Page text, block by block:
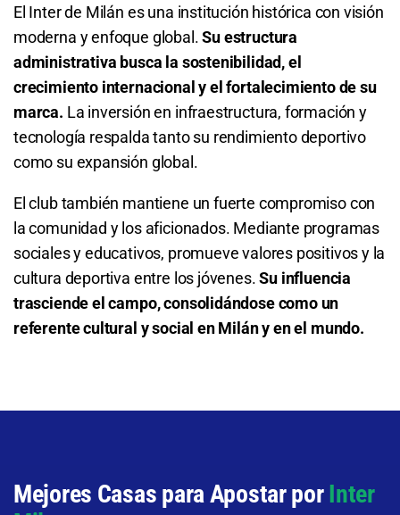
4.65 S/ 46,50 S/ 36,50
Total de Goles - Menos de 4.5
1.21 S/ 12,10 S/ 2,10
Total de Goles - Más de 6.5
Total de Goles - Menos de 6.5
1.03 S/ 10,30 S/ 0,30
Total de Tarjetas - Menos de 0.5
El Inter de Milán es una institución histórica con visión
moderna y enfoque global.Su estructura
administrativa busca la sostenibilidad, el
crecimiento internacional y el fortalecimiento de su
marca. La inversión en infraestructura, formación y
tecnología respalda tanto su rendimiento deportivo
como su expansión global.
El club también mantiene un fuerte compromiso con
la comunidad y los aficionados. Mediante programas
sociales y educativos, promueve valores positivos y la
cultura deportiva entre los jóvenes.Su influencia
trasciende el campo, consolidándose como un
referente cultural y social en Milán y en el mundo.
Mejores Casas para Apostar porInter